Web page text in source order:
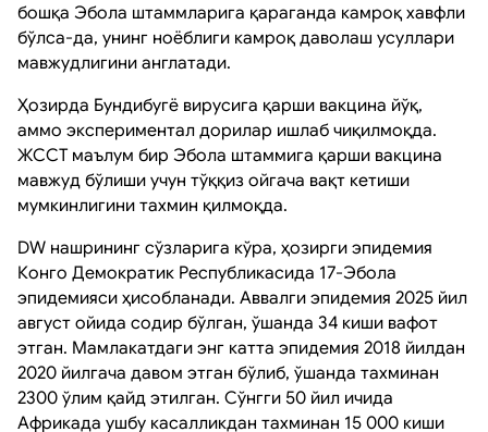
бошқа Эбола штаммларига қараганда камроқ хавфли
бўлса-да, унинг ноёблиги камроқ даволаш усуллари
мавжудлигини англатади.
Ҳозирда Бундибугё вирусига қарши вакцина йўқ,
аммо экспериментал дорилар ишлаб чиқилмоқда.
ЖССТ маълум бир Эбола штаммига қарши вакцина
мавжуд бўлиши учун тўққиз ойгача вақт кетиши
мумкинлигини тахмин қилмоқда.
DW нашрининг сўзларига кўра, ҳозирги эпидемия
Конго Демократик Республикасида 17-Эбола
эпидемияси ҳисобланади. Аввалги эпидемия 2025 йил
август ойида содир бўлган, ўшанда 34 киши вафот
этган. Мамлакатдаги энг катта эпидемия 2018 йилдан
2020 йилгача давом этган бўлиб, ўшанда тахминан
2300 ўлим қайд этилган. Сўнгги 50 йил ичида
Африкада ушбу касалликдан тахминан 15 000 киши